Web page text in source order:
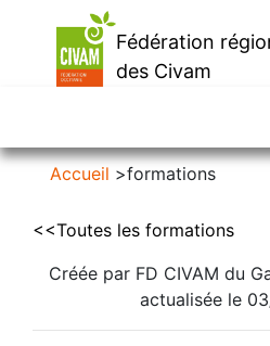
Fédération
des Civam
Accueil >formations
<<Toutes les formations
Créée par FD CIVAM du
actualisée le